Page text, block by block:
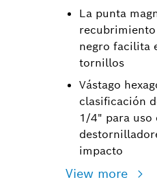
La punta
negro facilita
tornillos
Vástago
clasificación
1/4" para uso
impacto
View more